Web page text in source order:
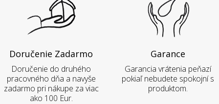
Doručenie Zadarmo
Doručenie do druhého
pracovného dňa a navyše
zadarmo pri nákupe za viac
ako 100 Eur.
Garance
Garancia vrátenia peňazí
pokiaľ nebudete spokojní s
produktom.